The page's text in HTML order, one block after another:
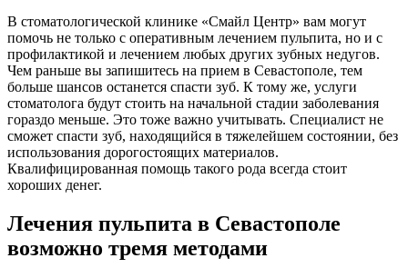
В стоматологической клинике «Смайл Центр» вам могут
помочь не только с оперативным лечением пульпита, но и с
профилактикой и лечением любых других зубных недугов.
Чем раньше вы запишитесь на прием в Севастополе, тем
больше шансов останется спасти зуб. К тому же, услуги
стоматолога будут стоить на начальной стадии заболевания
гораздо меньше. Это тоже важно учитывать. Специалист не
сможет спасти зуб, находящийся в тяжелейшем состоянии, без
использования дорогостоящих материалов.
Квалифицированная помощь такого рода всегда стоит
хороших денег.
Лечения пульпита в Севастополе
возможно тремя методами